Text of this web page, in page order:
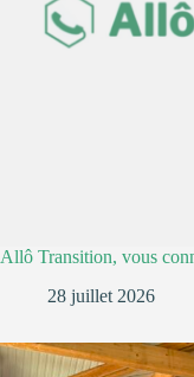
Allô Transition, vous
28 juillet 2026